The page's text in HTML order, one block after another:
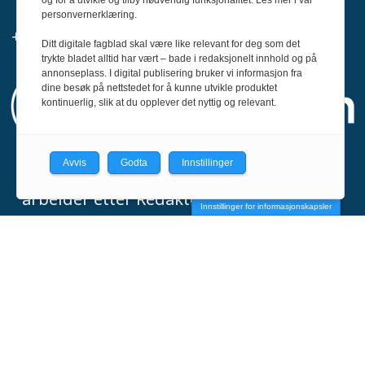
+47 916 68 668
Svin er medlem av Fagpressen og
arbeider etter Redaktørplakaten og Vær
Innstillinger for informasjonskapsler
personvernerklæring.
Ditt digitale fagblad skal være like relevant for deg som det
trykte bladet alltid har vært – bade i redaksjonelt innhold og på
annonseplass. I digital publisering bruker vi informasjon fra
dine besøk på nettstedet for å kunne utvikle produktet
kontinuerlig, slik at du opplever det nyttig og relevant.
Avvis Godta Innstillinger